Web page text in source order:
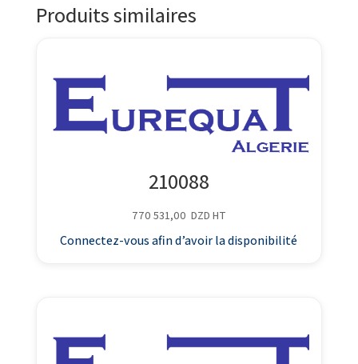
Produits similaires
210088
770 531,00 DZD HT
Connectez-vous afin d’avoir la disponibilité